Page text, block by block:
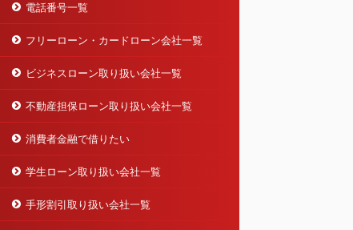
電話番号一覧
フリーローン・カードローン会社一覧
ビジネスローン取り扱い会社一覧
不動産担保ローン取り扱い会社一覧
消費者金融で借りたい
学生ローン取り扱い会社一覧
手形割引取り扱い会社一覧